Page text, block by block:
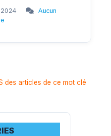
Aucun
des articles de ce mot clé